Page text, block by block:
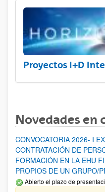
Proyectos I+D
Novedades en
CONVOCATORIA 2026- I
CONTRATACIÓN DE
FORMACIÓN EN LA EHU
PROPIOS DE UN GRUPO/
Abierto el plazo de